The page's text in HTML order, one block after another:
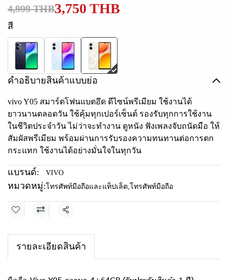
4,999 THB3,750 THB
สี
คำอธิบายสินค้าแบบย่อ
vivo Y05 สมาร์ตโฟนแบตอึด ดีไซน์พรีเมียม ใช้งานได้
ยาวนานตลอดวัน ใช้คุ้มทุกเปอร์เซ็นต์ รองรับทุกการใช้งาน
ในชีวิตประจำวัน ไม่ว่าจะทำงาน ดูหนัง ฟังเพลงจับถนัดมือ ให้
สัมผัสพรีเมียม พร้อมผ่านการรับรองความทนทานต่อการตก
กระแทก ใช้งานได้อย่างมั่นใจในทุกวัน
แบรนด์: VIVO
หมวดหมู่: โทรศัพท์มือถือและแท็ปเล็ต, โทรศัพท์มือถือ
แชร์
รายละเอียดสินค้า